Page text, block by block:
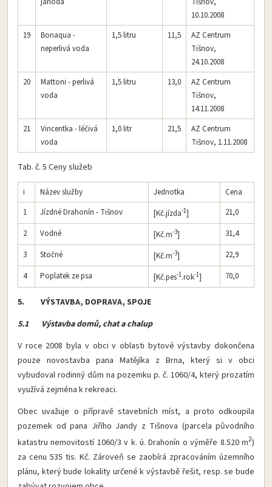
10.10.2008
19
Bonaqua -
neperlivá voda
1,5 litru 11,5
AZ Centrum
Tišnov,
24.10.2008
20
Mattoni - perlivá
voda
1,5 litru 13,0
AZ Centrum
Tišnov,
14.11.2008
21
Vincentka - léčivá
voda
1,0 litr 21,5
AZ Centrum
Tišnov, 1.11.2008
Tab. č. 5 Ceny služeb
i Název služby Jednotka
Cena
1
Jízdné Drahonín - Tišnov [Kč.jízda-1]
21,0
2
Vodné [Kč.m-3]
31,4
3
Stočné [Kč.m-3]
22,9
4
Poplatek ze psa [Kč.pes-1.rok-1] 70,0
5. VÝSTAVBA, DOPRAVA, SPOJE
5.1 Výstavba domů, chat a chalup
V roce 2008 byla v obci v oblasti bytové výstavby dokončena
pouze novostavba pana Matějíka z Brna, který si v obci
vybudoval rodinný dům na pozemku p. č. 1060/4, který prozatím
využívá zejména k rekreaci.
Obec uvažuje o přípravě stavebních míst, a proto odkoupila
pozemek od pana Jiřího Jandy z Tišnova (parcela původního
katastru nemovitostí 1060/3 v k. ú. Drahonín o výměře 8.520 m2)
za cenu 535 tis. Kč. Zároveň se zaobírá zpracováním územního
plánu, který bude lokality určené k výstavbě řešit, resp. se bude